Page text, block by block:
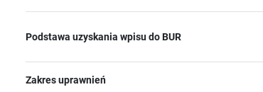
Podstawa uzyskania wpisu do BUR
Zakres uprawnień